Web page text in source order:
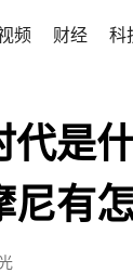
频 财经 科
代是
尼有